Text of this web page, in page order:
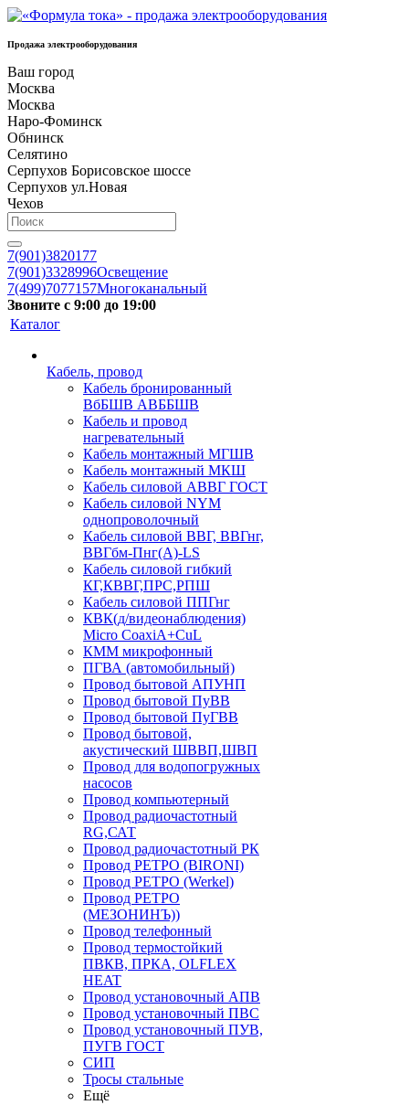
Продажа электрооборудования
Ваш город
Москва
Москва
Наро-Фоминск
Обнинск
Селятино
Серпухов Борисовское шоссе
Серпухов ул.Новая
Чехов
7(901)3820177
7(901)3328996Освещение
7(499)7077157Многоканальный
Звоните с 9:00 до 19:00
Каталог
Кабель, провод
Кабель бронированный
ВбБШВ АВББШВ
Кабель и провод
нагревательный
Кабель монтажный МГШВ
Кабель монтажный МКШ
Кабель силовой АВВГ ГОСТ
Кабель силовой NYM
однопроволочный
Кабель силовой ВВГ, ВВГнг,
ВВГбм-Пнг(А)-LS
Кабель силовой гибкий
КГ,КВВГ,ПРС,РПШ
Кабель силовой ППГнг
КВК(д/видеонаблюдения)
Micro CoaxiA+CuL
КММ микрофонный
ПГВА (автомобильный)
Провод бытовой АПУНП
Провод бытовой ПуВВ
Провод бытовой ПуГВВ
Провод бытовой,
акустический ШВВП,ШВП
Провод для водопогружных
насосов
Провод компьютерный
Провод радиочастотный
RG,САТ
Провод радиочастотный РК
Провод РЕТРО (BIRONI)
Провод РЕТРО (Werkel)
Провод РЕТРО
(МЕЗОНИНЪ))
Провод телефонный
Провод термостойкий
ПВКВ, ПРКА, OLFLEX
HEAT
Провод установочный АПВ
Провод установочный ПВС
Провод установочный ПУВ,
ПУГВ ГОСТ
СИП
Тросы стальные
Ещё